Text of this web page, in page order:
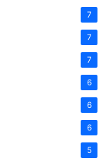
7
7
7
6
6
6
5